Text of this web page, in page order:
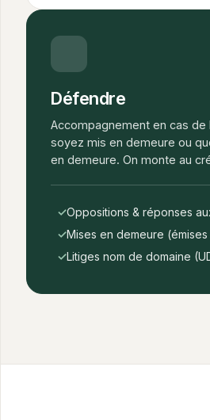
Défendre
Accompagnement en cas de
soyez mis en demeure ou
en demeure. On monte au
✓Oppositions & réponses
✓Mises en demeure
✓Litiges nom de domaine